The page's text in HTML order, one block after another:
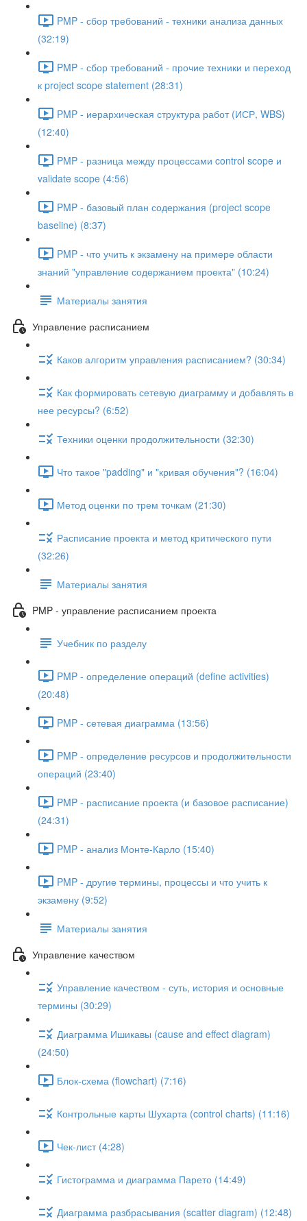
PMP - сбор требований - техники анализа данных
(32:19)
PMP - сбор требований - прочие техники и переход
к project scope statement (28:31)
PMP - иерархическая структура работ (ИСР, WBS)
(12:40)
PMP - разница между процессами control scope и
validate scope (4:56)
PMP - базовый план содержания (project scope
baseline) (8:37)
PMP - что учить к экзамену на примере области
знаний "управление содержанием проекта" (10:24)
Материалы занятия
Управление расписанием
Каков алгоритм управления расписанием? (30:34)
Как формировать сетевую диаграмму и добавлять в
нее ресурсы? (6:52)
Техники оценки продолжительности (32:30)
Что такое "padding" и "кривая обучения"? (16:04)
Метод оценки по трем точкам (21:30)
Расписание проекта и метод критического пути
(32:26)
Материалы занятия
PMP - управление расписанием проекта
Учебник по разделу
PMP - определение операций (define activities)
(20:48)
PMP - сетевая диаграмма (13:56)
PMP - определение ресурсов и продолжительности
операций (23:40)
PMP - расписание проекта (и базовое расписание)
(24:31)
PMP - анализ Монте-Карло (15:40)
PMP - другие термины, процессы и что учить к
экзамену (9:52)
Материалы занятия
Управление качеством
Управление качеством - суть, история и основные
термины (30:29)
Диаграмма Ишикавы (cause and effect diagram)
(24:50)
Блок-схема (flowchart) (7:16)
Контрольные карты Шухарта (control charts) (11:16)
Чек-лист (4:28)
Гистограмма и диаграмма Парето (14:49)
Диаграмма разбрасывания (scatter diagram) (12:48)